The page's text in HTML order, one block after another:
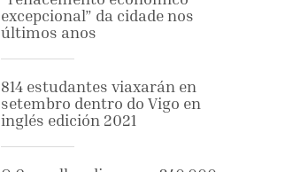
excepcional” da cidade nos
últimos anos
814 estudantes viaxarán en
setembro dentro do Vigo en
inglés edición 2021